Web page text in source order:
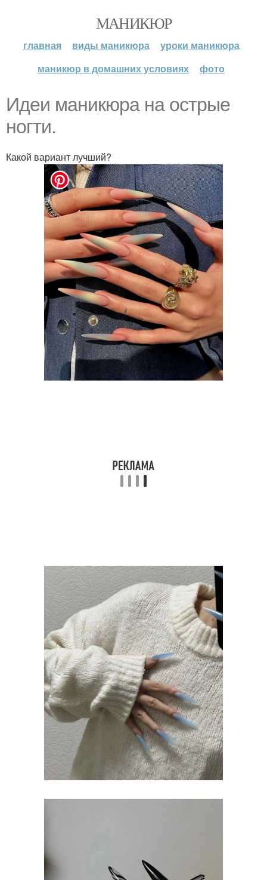
МАНИКЮР
главная виды маникюра
уроки маникюра
маникюр в домашних условиях
фото
Идеи маникюра на острые
ногти.
Какой вариант лучший?